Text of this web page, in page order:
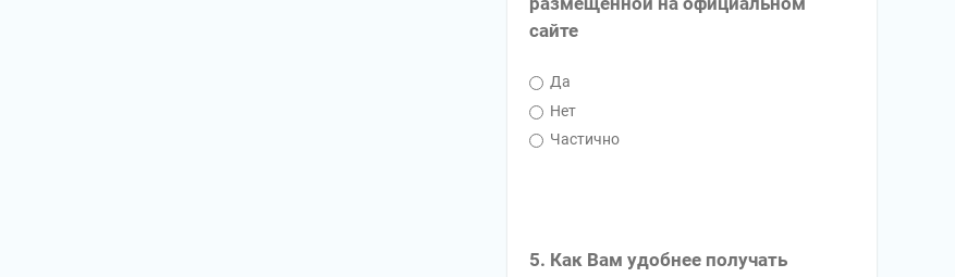
сайте
Да
Нет
Частично
5. Как Вам удобнее получать